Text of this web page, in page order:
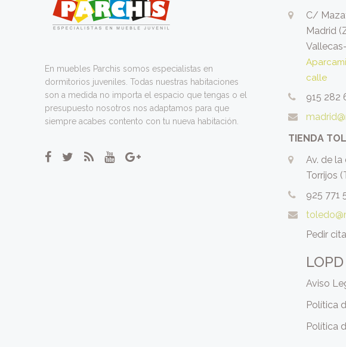
En muebles Parchis somos especialistas en
dormitorios juveniles. Todas nuestras habitaciones
son a medida no importa el espacio que tengas o el
presupuesto nosotros nos adaptamos para que
siempre acabes contento con tu nueva habitación.
C/
Madrid
calle
915 282
TIENDA
Av. de
Torrijos
925 771
Pedir
Aviso
Política
Política